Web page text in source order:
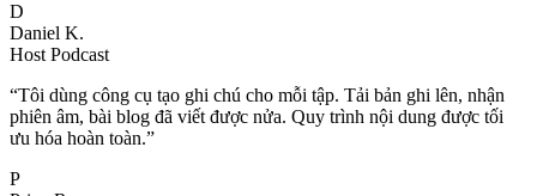
D
Daniel K.
Host Podcast
“Tôi dùng công cụ tạo ghi chú cho mỗi tập. Tải bản ghi lên, nhận
phiên âm, bài blog đã viết được nửa. Quy trình nội dung được tối
ưu hóa hoàn toàn.”
P